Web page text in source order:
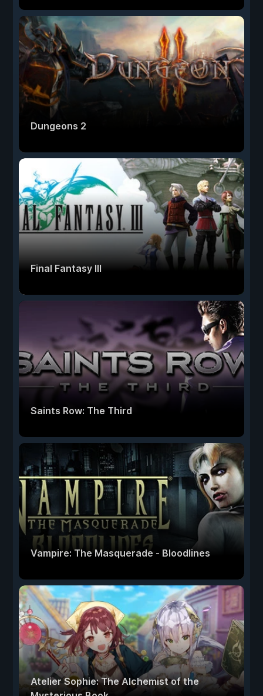
Dungeons 2
Final Fantasy III
Saints Row: The Third
Vampire: The Masquerade - Bloodlines
Atelier Sophie: The Alchemist of the